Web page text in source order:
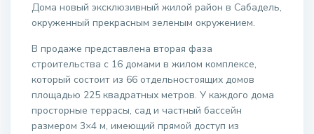
Дома новый эксклюзивный жилой район в Сабадель,
окруженный прекрасным зеленым окружением.
В продаже представлена вторая фаза
строительства с 16 домами в жилом комплексе,
который состоит из 66 отдельностоящих домов
площадью 225 квадратных метров. У каждого дома
просторные террасы, сад и частный бассейн
размером 3×4 м, имеющий прямой доступ из